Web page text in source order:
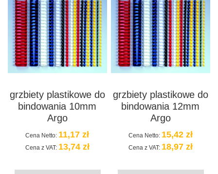
grzbiety plastikowe do
bindowania 10mm
Argo
Cena Netto: 11,17 zł
Cena z VAT: 13,74 zł
grzbiety plastikowe do
bindowania 12mm
Argo
Cena Netto: 15,42 zł
Cena z VAT: 18,97 zł